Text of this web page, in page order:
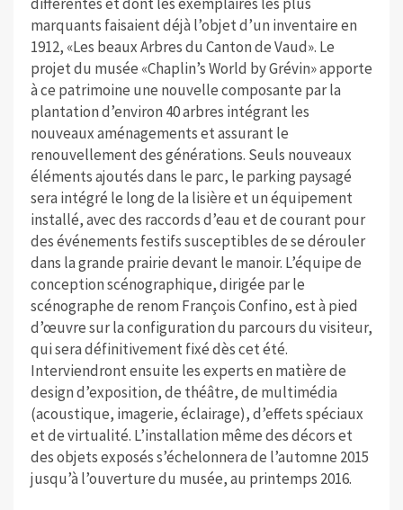
marquants faisaient déjà l’objet d’un inventaire en
1912, «Les beaux Arbres du Canton de Vaud». Le
projet du musée «Chaplin’s World by Grévin» apporte
à ce patrimoine une nouvelle composante par la
plantation d’environ 40 arbres intégrant les
nouveaux aménagements et assurant le
renouvellement des générations. Seuls nouveaux
éléments ajoutés dans le parc, le parking paysagé
sera intégré le long de la lisière et un équipement
installé, avec des raccords d’eau et de courant pour
des événements festifs susceptibles de se dérouler
dans la grande prairie devant le manoir. L’équipe de
conception scénographique, dirigée par le
scénographe de renom François Confino, est à pied
d’œuvre sur la configuration du parcours du visiteur,
qui sera définitivement fixé dès cet été.
Interviendront ensuite les experts en matière de
design d’exposition, de théâtre, de multimédia
(acoustique, imagerie, éclairage), d’effets spéciaux
et de virtualité. L’installation même des décors et
des objets exposés s’échelonnera de l’automne 2015
jusqu’à l’ouverture du musée, au printemps 2016.